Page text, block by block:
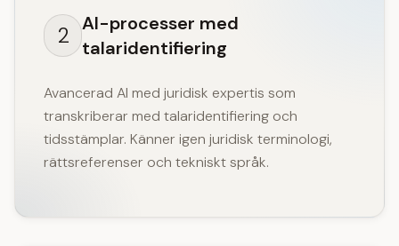
2 AI-processer med
talaridentifiering
Avancerad AI med juridisk expertis som
transkriberar med talaridentifiering och
tidsstämplar. Känner igen juridisk terminologi,
rättsreferenser och tekniskt språk.